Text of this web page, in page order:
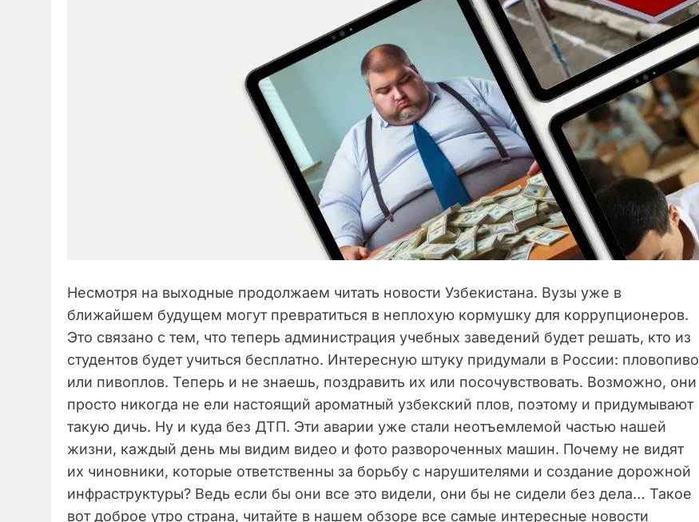
Несмотря на выходные продолжаем читать новости Узбекистана. Вузы уже в
ближайшем будущем могут превратиться в неплохую кормушку для коррупционеров.
Это связано с тем, что теперь администрация учебных заведений будет решать, кто из
студентов будет учиться бесплатно. Интересную штуку придумали в России: пловопиво
или пивоплов. Теперь и не знаешь, поздравить их или посочувствовать. Возможно, они
просто никогда не ели настоящий ароматный узбекский плов, поэтому и придумывают
такую дичь. Ну и куда без ДТП. Эти аварии уже стали неотъемлемой частью нашей
жизни, каждый день мы видим видео и фото развороченных машин. Почему не видят
их чиновники, которые ответственны за борьбу с нарушителями и создание дорожной
инфраструктуры? Ведь если бы они все это видели, они бы не сидели без дела… Такое
вот доброе утро страна, читайте в нашем обзоре все самые интересные новости